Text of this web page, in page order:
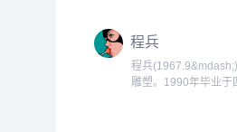
程兵
程兵
雕塑。1990年毕业于